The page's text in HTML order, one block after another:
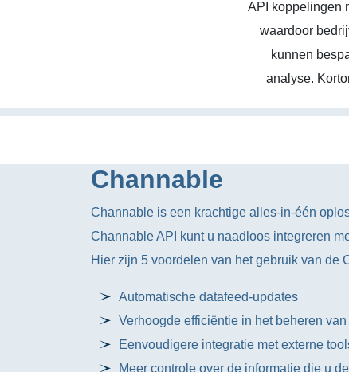
API koppelingen
waardoor
kunnen
analyse.
Channable
Channable is een krachtige alles-in-één
Channable API kunt u naadloos integreren
Hier zijn 5 voordelen van het gebruik van de
Automatische datafeed-updates
Verhoogde efficiëntie in het beheren
Eenvoudigere integratie met externe
Meer controle over de informatie die u